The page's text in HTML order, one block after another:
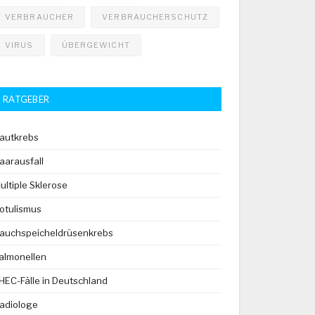
VERBRAUCHER VERBRAUCHERSCHUTZ
VIRUS ÜBERGEWICHT
RATGEBER
Sklerose
Fälle in Deutschland